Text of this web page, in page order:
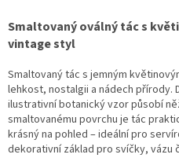
Smaltovaný oválný tác s
vintage styl
Smaltovaný tác s jemným
lehkost, nostalgii a nádech přírody.
ilustrativní botanický vzor působí
smaltovanému povrchu je tác
krásný na pohled – ideální pro
dekorativní základ pro svíčky, vázu